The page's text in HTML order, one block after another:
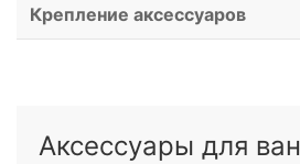
Крепление аксессуаров
Аксессуары для